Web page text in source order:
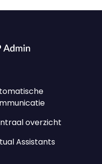
overzicht
Assistants